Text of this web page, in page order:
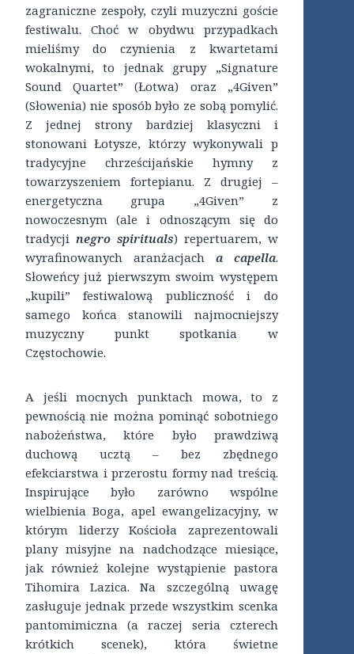
zagraniczne zespoły, czyli muzyczni goście
festiwalu. Choć w obydwu przypadkach
mieliśmy do czynienia z kwartetami
wokalnymi, to jednak grupy „Signature
Sound Quartet” (Łotwa) oraz „4Given”
(Słowenia) nie sposób było ze sobą pomylić.
Z jednej strony bardziej klasyczni i
stonowani Łotysze, którzy wykonywali p
tradycyjne chrześcijańskie hymny z
towarzyszeniem fortepianu. Z drugiej –
energetyczna grupa „4Given” z
nowoczesnym (ale i odnoszącym się do
tradycjinegro spirituals) repertuarem, w
wyrafinowanych aranżacjach a capella.
Słoweńcy już pierwszym swoim występem
„kupili” festiwalową publiczność i do
samego końca stanowili najmocniejszy
muzyczny punkt spotkania w
Częstochowie.
A jeśli mocnych punktach mowa, to z
pewnością nie można pominąć sobotniego
nabożeństwa, które było prawdziwą
duchową ucztą – bez zbędnego
efekciarstwa i przerostu formy nad treścią.
Inspirujące było zarówno wspólne
wielbienia Boga, apel ewangelizacyjny, w
którym liderzy Kościoła zaprezentowali
plany misyjne na nadchodzące miesiące,
jak również kolejne wystąpienie pastora
Tihomira Lazica. Na szczególną uwagę
zasługuje jednak przede wszystkim scenka
pantomimiczna (a raczej seria czterech
krótkich scenek), która świetne